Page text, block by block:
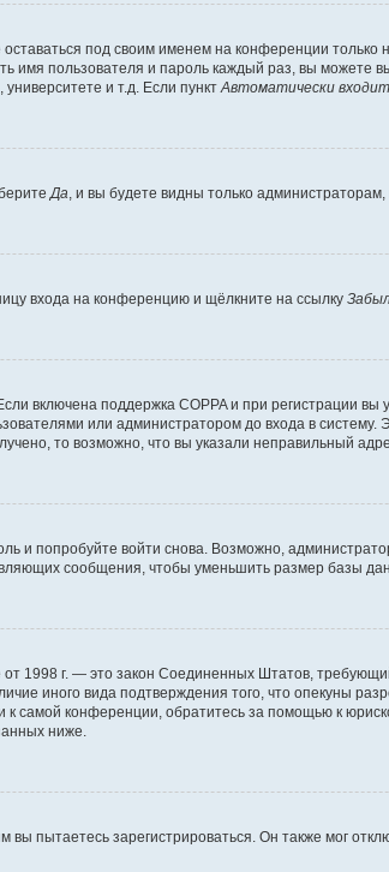
оставаться под своим именем на конференции
имя пользователя и пароль каждый раз, вы
и т.д. Если пункт Автоматически
Да , и вы будете видны только
входа на конференцию и щёлкните на ссылку
включена поддержка COPPA и при регистрации вы
или администратором до входа в
то возможно, что вы указали неправильный
и попробуйте войти снова. Возможно,
сообщения, чтобы уменьшить размер базы
1998 г. — это закон Соединенных Штатов,
иного вида подтверждения того, что опекуны
самой конференции, обратитесь за помощью к
ниже.
пытаетесь зарегистрироваться. Он также мог